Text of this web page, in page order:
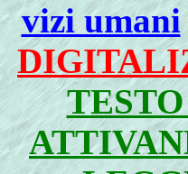
vizi umani